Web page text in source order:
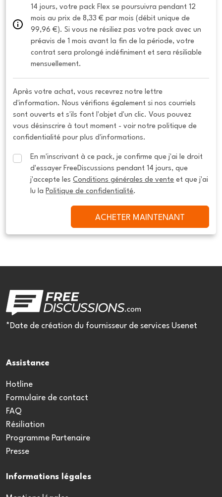
14 jours, votre pack Flex se poursuivra pendant 12
mois au prix de 8,33 € par mois (débit unique de
99,96 €). Si vous ne résiliez pas votre pack avec un
préavis de 1 mois avant la fin de la période, votre
contrat sera prolongé indéfiniment et sera résiliable
mensuellement.
Après votre achat, vous recevrez notre lettre
d'information. Nous vérifions également si nos courriels
sont ouverts et s'ils font l'objet d'un clic. Vous pouvez
vous désinscrire à tout moment - voir notre politique de
confidentialité pour plus d'informations.
En m'inscrivant à ce pack, je confirme que j'ai le droit
d'essayer FreeDiscussions pendant 14 jours, que
j'accepte les Conditions générales de vente et que j'ai
lu la Politique de confidentialité.
ACHETER MAINTENANT
*Date de création du fournisseur de services Usenet
Assistance
Hotline
Formulaire de contact
FAQ
Résiliation
Programme Partenaire
Presse
Informations légales